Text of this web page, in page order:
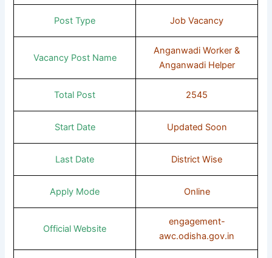
Post Type Job Vacancy
Vacancy Post Name
Anganwadi Worker &
Anganwadi Helper
Total Post 2545
Start Date Updated Soon
Last Date District Wise
Apply Mode Online
Official Website
engagement-
awc.odisha.gov.in